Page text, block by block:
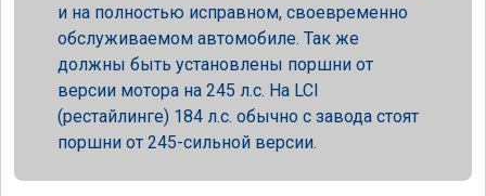
и на полностью исправном, своевременно
обслуживаемом автомобиле. Так же
должны быть установлены поршни от
версии мотора на 245 л.с. На LCI
(рестайлинге) 184 л.с. обычно с завода стоят
поршни от 245-сильной версии.